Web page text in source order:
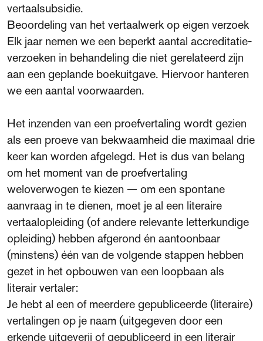
vertaalsubsidie.
Beoordeling van het vertaalwerk op eigen verzoek
Elk jaar nemen we een beperkt aantal accreditatie-
verzoeken in behandeling die niet gerelateerd zijn
aan een geplande boekuitgave. Hiervoor hanteren
we een aantal voorwaarden.
Het inzenden van een proefvertaling wordt gezien
als een proeve van bekwaamheid die maximaal drie
keer kan worden afgelegd. Het is dus van belang
om het moment van de proefvertaling
weloverwogen te kiezen — om een spontane
aanvraag in te dienen, moet je al een literaire
vertaalopleiding (of andere relevante letterkundige
opleiding) hebben afgerond én aantoonbaar
(minstens) één van de volgende stappen hebben
gezet in het opbouwen van een loopbaan als
literair vertaler:
Je hebt al een of meerdere gepubliceerde (literaire)
vertalingen op je naam (uitgegeven door een
erkende uitgeverij of gepubliceerd in een literair